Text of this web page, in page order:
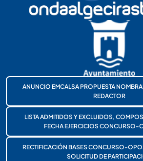
ANUNCIO EMCALSA PROPUESTA
REDACTOR
LISTA ADMITIDOS Y EXCLUIDOS,
FECHA EJERCICIOS CONCURSO-
RECTIFICACIÓN BASES CONCURSO-
SOLICITUD DE